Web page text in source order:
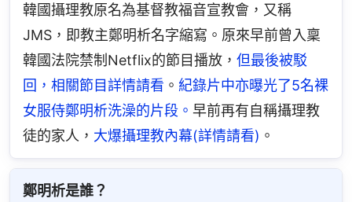
韓國攝理教原名為基督教福音宣教會，又稱
JMS，即教主鄭明析名字縮寫。原來早前曾入稟
韓國法院禁制Netflix的節目播放， 但最後被駁
回，相關節目詳情請看 。 紀錄片中亦曝光了5名裸
女服侍鄭明析洗澡的片段。 早前再有自稱攝理教
徒的家人， 大爆攝理教內幕(詳情請看) 。
鄭明析是誰？